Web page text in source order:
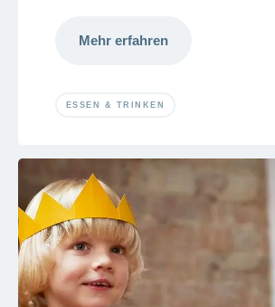
Mehr erfahren
ESSEN & TRINKEN